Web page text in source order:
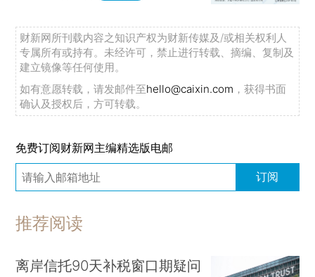
财新网所刊载内容之知识产权为财新传媒及/或相关权利人
专属所有或持有。未经许可，禁止进行转载、摘编、复制及
建立镜像等任何使用。
如有意愿转载，请发邮件至hello@caixin.com ，获得书面
确认及授权后，方可转载。
免费订阅财新网主编精选版电邮
订阅
推荐阅读
离岸信托90天补税窗口期疑问